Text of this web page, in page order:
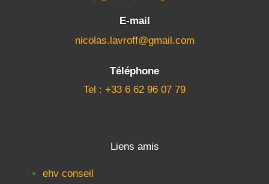
E-mail
nicolas.lavroff@gmail.com
Téléphone
Tel : +33 6 62 96 07 79
Liens amis
ehv conseil